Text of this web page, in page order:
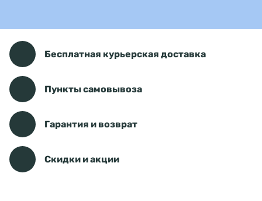
Бесплатная курьерская доставка
Пункты самовывоза
Гарантия и возврат
Скидки и акции